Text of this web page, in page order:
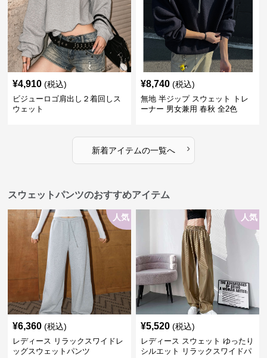
¥4,910 (税込)
ビジューロゴ肩出し２着回しス
ウェット
¥8,740 (税込)
無地 半ジップ スウェット トレ
ーナー 男女兼用 春秋 全2色
新着アイテムの一覧へ ›
スウェットパンツのおすすめアイテム
人気
¥6,360 (税込)
レディース リラックスワイドレ
ッグスウェットパンツ
人気
¥5,520 (税込)
レディース スウェット ゆったり
シルエット リラックスワイドパ